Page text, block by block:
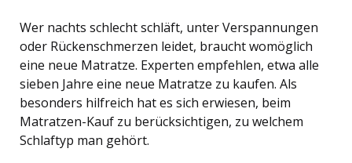
Wer nachts schlecht schläft, unter Verspannungen
oder Rückenschmerzen leidet, braucht womöglich
eine neue Matratze. Experten empfehlen, etwa alle
sieben Jahre eine neue Matratze zu kaufen. Als
besonders hilfreich hat es sich erwiesen, beim
Matratzen-Kauf zu berücksichtigen, zu welchem
Schlaftyp man gehört.